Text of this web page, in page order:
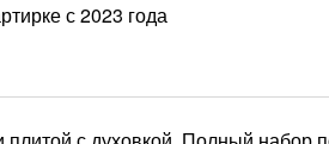
с 2023 года